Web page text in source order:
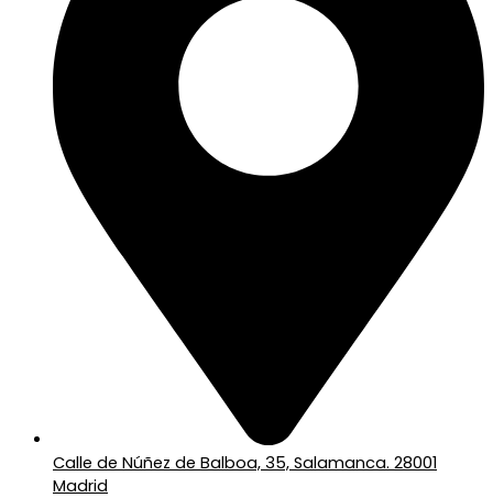
Calle de Núñez de Balboa, 35, Salamanca. 28001
Madrid